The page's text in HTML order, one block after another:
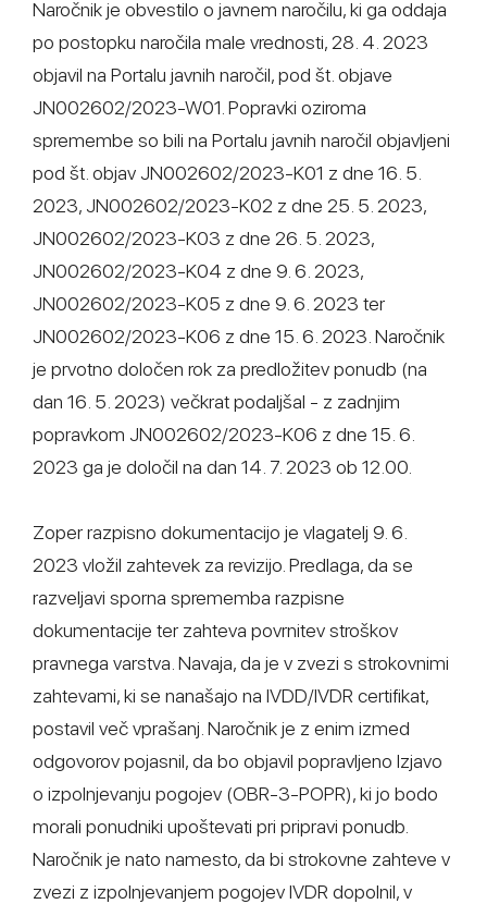
Naročnik je obvestilo o javnem naročilu, ki ga oddaja
po postopku naročila male vrednosti, 28. 4. 2023
objavil na Portalu javnih naročil, pod št. objave
JN002602/2023-W01. Popravki oziroma
spremembe so bili na Portalu javnih naročil objavljeni
pod št. objav JN002602/2023-K01 z dne 16. 5.
2023, JN002602/2023-K02 z dne 25. 5. 2023,
JN002602/2023-K03 z dne 26. 5. 2023,
JN002602/2023-K04 z dne 9. 6. 2023,
JN002602/2023-K05 z dne 9. 6. 2023 ter
JN002602/2023-K06 z dne 15. 6. 2023. Naročnik
je prvotno določen rok za predložitev ponudb (na
dan 16. 5. 2023) večkrat podaljšal - z zadnjim
popravkom JN002602/2023-K06 z dne 15. 6.
2023 ga je določil na dan 14. 7. 2023 ob 12.00.
Zoper razpisno dokumentacijo je vlagatelj 9. 6.
2023 vložil zahtevek za revizijo. Predlaga, da se
razveljavi sporna sprememba razpisne
dokumentacije ter zahteva povrnitev stroškov
pravnega varstva. Navaja, da je v zvezi s strokovnimi
zahtevami, ki se nanašajo na IVDD/IVDR certifikat,
postavil več vprašanj. Naročnik je z enim izmed
odgovorov pojasnil, da bo objavil popravljeno Izjavo
o izpolnjevanju pogojev (OBR-3-POPR), ki jo bodo
morali ponudniki upoštevati pri pripravi ponudb.
Naročnik je nato namesto, da bi strokovne zahteve v
zvezi z izpolnjevanjem pogojev IVDR dopolnil, v